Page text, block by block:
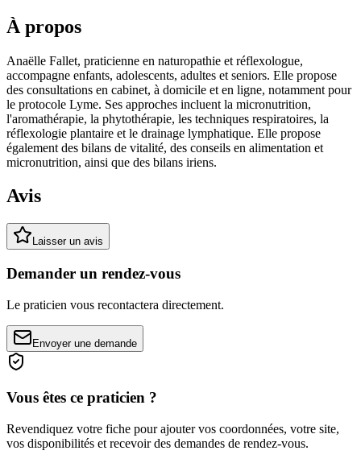
À propos
Anaëlle Fallet, praticienne en naturopathie et réflexologue,
accompagne enfants, adolescents, adultes et seniors. Elle propose
des consultations en cabinet, à domicile et en ligne, notamment pour
le protocole Lyme. Ses approches incluent la micronutrition,
l'aromathérapie, la phytothérapie, les techniques respiratoires, la
réflexologie plantaire et le drainage lymphatique. Elle propose
également des bilans de vitalité, des conseils en alimentation et
micronutrition, ainsi que des bilans iriens.
Avis
Laisser un avis
Demander un rendez-vous
Le praticien vous recontactera directement.
Envoyer une demande
Vous êtes ce praticien ?
Revendiquez votre fiche pour ajouter vos coordonnées, votre site,
vos disponibilités et recevoir des demandes de rendez-vous.